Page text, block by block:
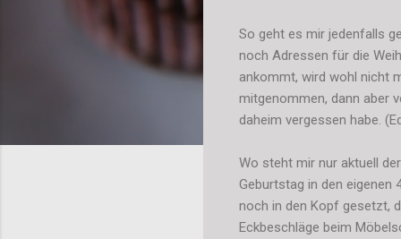
So geht es mir jedenfalls
noch Adressen für die
ankommt, wird wohl nicht
mitgenommen, dann aber
daheim vergessen habe.
Wo steht mir nur aktuell
Geburtstag in den eigenen
noch in den Kopf gesetzt,
Eckbeschläge beim